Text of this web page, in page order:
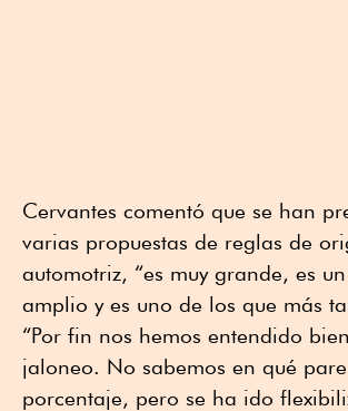
Cervantes comentó que se han
varias propuestas de reglas de
automotriz, “es muy grande, es
amplio y es uno de los que más
“Por fin nos hemos entendido
jaloneo. No sabemos en qué
porcentaje, pero se ha ido